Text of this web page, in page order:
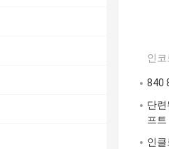
인코
840
단
프트
인